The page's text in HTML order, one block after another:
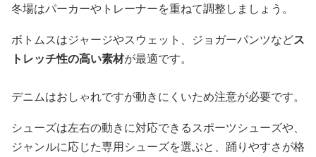
冬場はパーカーやトレーナーを重ねて調整しましょう。
ボトムスはジャージやスウェット、ジョガーパンツなどス
トレッチ性の高い素材が最適です。
デニムはおしゃれですが動きにくいため注意が必要です。
シューズは左右の動きに対応できるスポーツシューズや、
ジャンルに応じた専用シューズを選ぶと、踊りやすさが格